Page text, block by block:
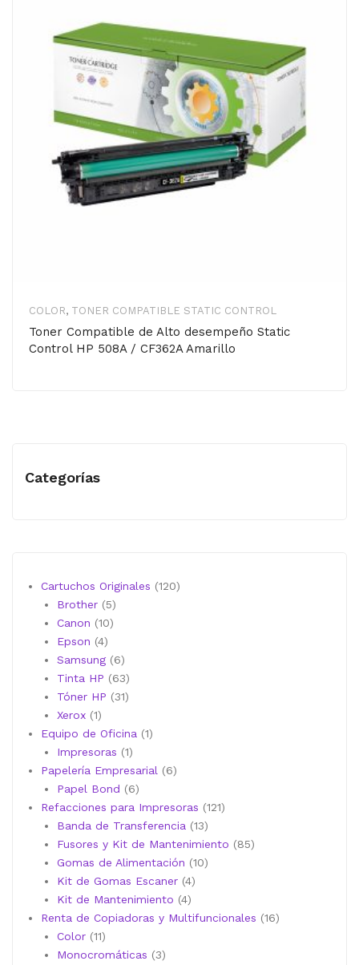
COLOR, TONER COMPATIBLE STATIC CONTROL
Toner Compatible de Alto desempeño Static
Control HP 508A / CF362A Amarillo
Categorías
Cartuchos Originales 120120
Brother 55
productos
Canon 1010
Epson 44
productos
Samsung 66
productos
Tinta HP 6363
productos
Tóner HP 3131
Xerox 11
producto
Equipo de Oficina 11
Impresoras 11
producto
Papelería Empresarial 66
Papel Bond 66
productos
Refacciones para Impresoras 121121
Banda de Transferencia 1313
productos
Fusores y Kit de Mantenimiento 8585
Gomas de Alimentación 1010
Kit de Gomas Escaner 44
Kit de Mantenimiento 44
productos
Renta de Copiadoras y Multifuncionales 1616
Color 1111
productos
Monocromáticas 33